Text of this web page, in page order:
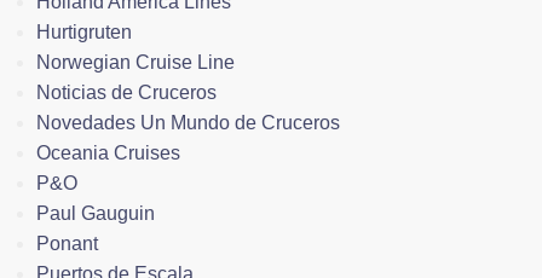
Hurtigruten
Norwegian Cruise Line
Noticias de Cruceros
Novedades Un Mundo de Cruceros
Oceania Cruises
P&O
Paul Gauguin
Ponant